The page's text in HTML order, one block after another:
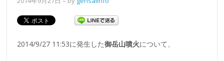
2014/9/27 11:53に発生した御岳山噴火について、